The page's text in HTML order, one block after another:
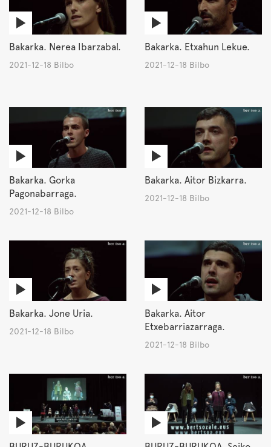
Bakarka. Nerea Ibarzabal.
2021-12-18 Bilbo
Bakarka. Etxahun Lekue.
2021-12-18 Bilbo
Bakarka. Gorka
Pagonabarraga.
2021-12-18 Bilbo
Bakarka. Aitor Bizkarra.
2021-12-18 Bilbo
Bakarka. Jone Uria.
2021-12-18 Bilbo
Bakarka. Aitor
Etxebarriazarraga.
2021-12-18 Bilbo